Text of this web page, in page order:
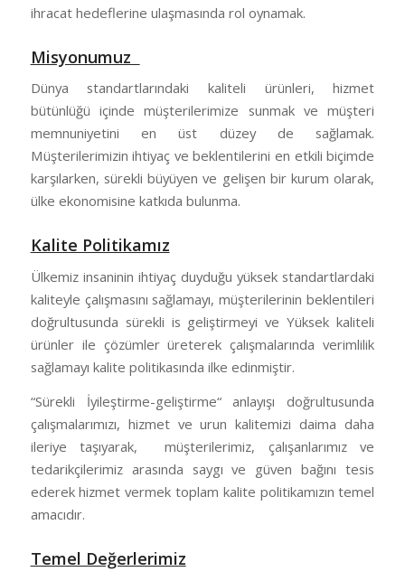
ihracat hedeflerine ulaşmasında rol oynamak.
Misyonumuz
Dünya standartlarındaki kaliteli ürünleri, hizmet
bütünlüğü içinde müşterilerimize sunmak ve müşteri
memnuniyetini en üst düzey de sağlamak.
Müşterilerimizin ihtiyaç ve beklentilerini en etkili biçimde
karşılarken, sürekli büyüyen ve gelişen bir kurum olarak,
ülke ekonomisine katkıda bulunma.
Kalite Politikamız
Ülkemiz insaninin ihtiyaç duyduğu yüksek standartlardaki
kaliteyle çalışmasını sağlamayı, müşterilerinin beklentileri
doğrultusunda sürekli is geliştirmeyi ve Yüksek kaliteli
ürünler ile çözümler üreterek çalışmalarında verimlilik
sağlamayı kalite politikasında ilke edinmiştir.
“Sürekli İyileştirme-geliştirme“ anlayışı doğrultusunda
çalışmalarımızı, hizmet ve urun kalitemizi daima daha
ileriye taşıyarak, müşterilerimiz, çalışanlarımız ve
tedarikçilerimiz arasında saygı ve güven bağını tesis
ederek hizmet vermek toplam kalite politikamızın temel
amacıdır.
Temel Değerlerimiz